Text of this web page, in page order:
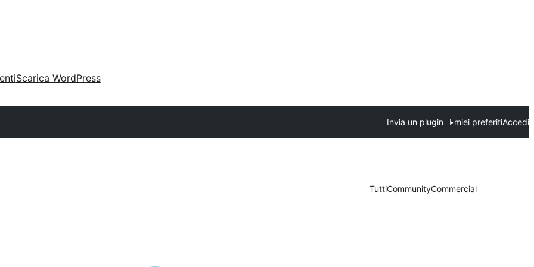
Scarica WordPress
Invia un plugin I miei preferitiAccedi
TuttiCommunityCommercial